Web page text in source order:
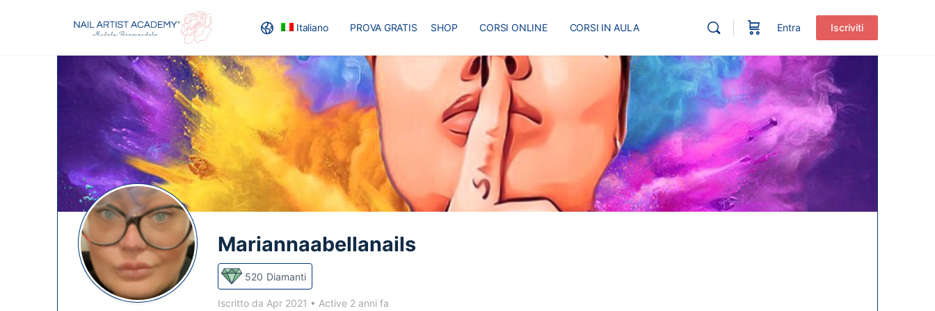
Italiano PROVA GRATIS SHOP CORSI ONLINE CORSI IN AULA
RECENSIONI MASTER
Entra Iscriviti
Mariannaabellanails
520 Diamanti
Iscritto da Apr 2021 • Active 2 anni fa